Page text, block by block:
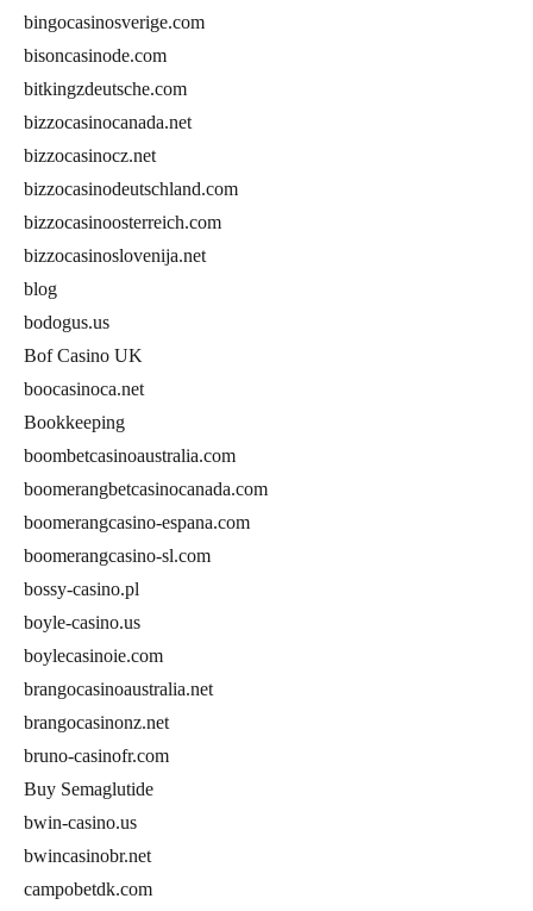
bingocasinosverige.com
bisoncasinode.com
bitkingzdeutsche.com
bizzocasinocanada.net
bizzocasinocz.net
bizzocasinodeutschland.com
bizzocasinoosterreich.com
bizzocasinoslovenija.net
blog
bodogus.us
Bof Casino UK
boocasinoca.net
Bookkeeping
boombetcasinoaustralia.com
boomerangbetcasinocanada.com
boomerangcasino-espana.com
boomerangcasino-sl.com
bossy-casino.pl
boyle-casino.us
boylecasinoie.com
brangocasinoaustralia.net
brangocasinonz.net
bruno-casinofr.com
Buy Semaglutide
bwin-casino.us
bwincasinobr.net
campobetdk.com